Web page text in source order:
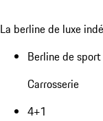
La berline de luxe
Berline de sport
Carrosserie
4+1